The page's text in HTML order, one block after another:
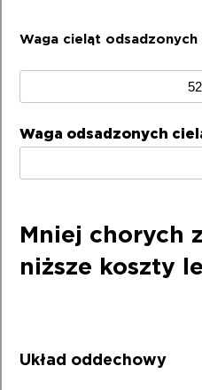
Waga cieląt
cieląt
od
(funty
Waga odsadzonych
Mniej chorych
niższe koszty
Układ oddechowy